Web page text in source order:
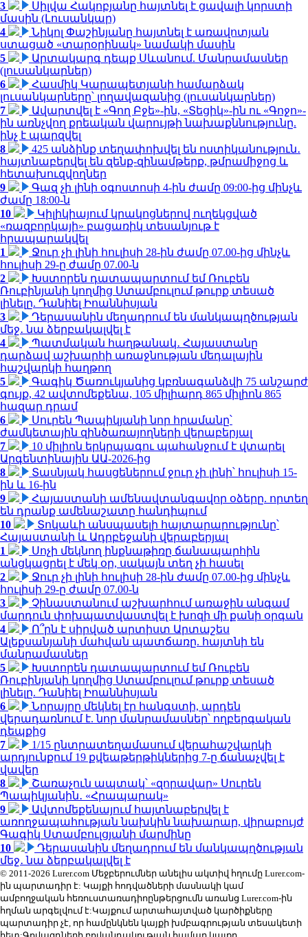
3
Սիլվա Հակոբյանը հայտնել է ցավալի կորստի
մասին (Լուսանկար)
4
Նիկոլ Փաշինյանը հայտնել է առավոտյան
ստացած «տարօրինակ» նամակի մասին
5
Արտակարգ դեպք Սևանում. Մանրամասներ
(լուսանկարներ)
6
Հասմիկ Կարապետյանի համարձակ
լուսանկարները՝ լողավազանից (լուսանկարներ)
7
Ավարտվել է «Գող Բջե»-ին, «Տեցիկ»-ին ու «Գոջո»-
ին առնչվող քրեական վարույթի նախաքննությունը.
ինչ է պարզվել
8
425 անձինք տեղափոխվել են ոստիկանություն․
հայտնաբերվել են զենք-զինամթերք, թմրամիջոց և
հետախուզվողներ
9
Գազ չի լինի օգոստոսի 4-ին ժամը 09:00-ից մինչև
ժամը 18:00-ն
10
Կիլիկիայում կրակոցներով ուղեկցված
«ռազբորկայի» բացառիկ տեսանյութ է
հրապարակվել
1
Ջուր չի լինի հուլիսի 28-ին ժամը 07.00-ից մինչև
հուլիսի 29-ը ժամը 07.00-ն
2
Խստորեն դատապարտում եմ Ռուբեն
Ռուբինյանի կողմից Ստամբուլում թուրք տեսած
լինելը. Դանիել Իոաննիսյան
3
Դերասանին մեղադրում են մանկապղծության
մեջ․ նա ձերբակալվել է
4
Պատմական հաղթանակ․ Հայաստանը
դարձավ աշխարհի առաջնության մեդալային
հաշվարկի հաղթող
5
Գագիկ Ծառուկյանից կբռնագանձվի 75 անշարժ
գույք, 42 ավտոմեքենա, 105 միլիարդ 865 միլիոն 865
հազար դրամ
6
Սուրեն Պապիկյանի նոր հրամանը՝
ժամկետային զինծառայողների վերաբերյալ
7
10 միլիոն երկրպագու պահանջում է վտարել
Արգենտինային ԱԱ-2026-ից
8
Տասնյակ հասցեներում ջուր չի լինի՝ հուլիսի 15-
ին և 16-ին
9
Հայաստանի ամենավտանգավոր օձերը. որտեղ
են դրանք ամենաշատը հանդիպում
10
Տոկաևի անսպասելի հայտարարությունը՝
Հայաստանի և Ադրբեջանի վերաբերյալ
1
Սոչի մեկնող ինքնաթիռը ճանապարհին
անցկացրել է մեկ օր, սակայն տեղ չի հասել
2
Ջուր չի լինի հուլիսի 28-ին ժամը 07.00-ից մինչև
հուլիսի 29-ը ժամը 07.00-ն
3
Չինաստանում աշխարհում առաջին անգամ
մարդուն փոխպատվաստվել է խոզի մի քանի օրգան
4
Ո՞րն է սիրված արտիստ Արտաշես
Ալեքսանյանի մահվան պատճառը. հայտնի են
մանրամասներ
5
Խստորեն դատապարտում եմ Ռուբեն
Ռուբինյանի կողմից Ստամբուլում թուրք տեսած
լինելը. Դանիել Իոաննիսյան
6
Նորայրը մեկնել էր հանգստի, արդեն
վերադառնում է. նոր մանրամասներ՝ ողբերգական
դեպքից
7
1/15 ընտրատեղամասում վերահաշվարկի
արդյունքում 19 քվեաթերթիկներից 7-ը ճանաչվել է
վավեր
8
Շառաչուն ապտակ՝ «զորավար» Սուրեն
Պապիկյանին․ «Հրապարակ»
9
Ավտոմեքենայում հայտնաբերվել է
առողջապահության նախկին նախարար, վիրաբույժ
Գագիկ Ստամբուլցյանի մարմինը
10
Դերասանին մեղադրում են մանկապղծության
մեջ․ նա ձերբակալվել է
© 2011-2026 Lurer.com Մեջբերումներ անելիս ակտիվ հղումը Lurer.com-
ին պարտադիր է: Կայքի հոդվածների մասնակի կամ
ամբողջական հեռուստառադիոընթերցումն առանց Lurer.com-ին
հղման արգելվում է:Կայքում արտահայտված կարծիքները
պարտադիր չէ, որ համընկնեն կայքի խմբագրության տեսակետի